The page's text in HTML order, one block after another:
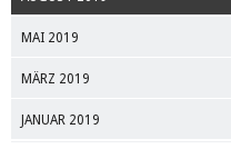
MAI 2019
MÄRZ 2019
JANUAR 2019